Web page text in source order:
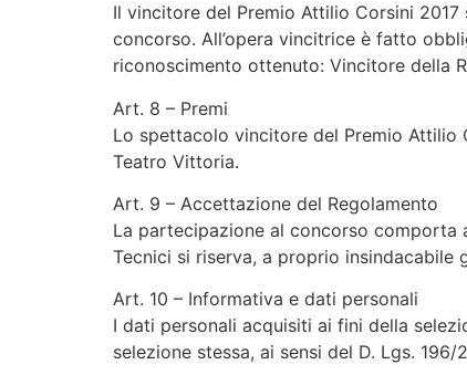
Il vincitore del Premio Attilio Corsini
concorso. All’opera vincitrice è fatto
riconoscimento ottenuto: Vincitore della
Art. 8 – Premi
Lo spettacolo vincitore del Premio Attilio
Teatro Vittoria.
Art. 9 – Accettazione del Regolamento
La partecipazione al concorso comporta
Tecnici si riserva, a proprio
Art. 10 – Informativa e dati personali
I dati personali acquisiti ai fini della
selezione stessa, ai sensi del D. Lgs. 196/